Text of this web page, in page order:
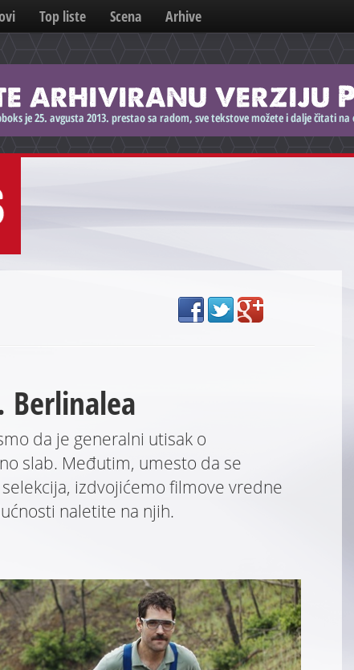
Top liste Scena Arhive
Berlinalea
da je generalni utisak o
slab. Međutim, umesto da se
izdvojićemo filmove vredne
naletite na njih.